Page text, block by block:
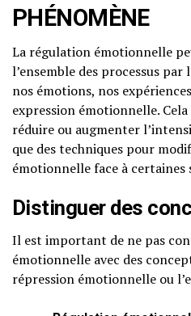
PHÉNOMÈNE
La régulation émotionnelle
l’ensemble des processus
nos émotions, nos
expression émotionnelle.
réduire ou augmenter
que des techniques pour
émotionnelle face à certaines
Distinguer des
Il est important de ne pas
émotionnelle avec des
répression émotionnelle ou